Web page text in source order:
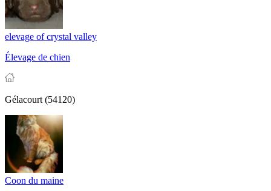
elevage of crystal valley
Élevage de chien
Gélacourt (54120)
Coon du maine